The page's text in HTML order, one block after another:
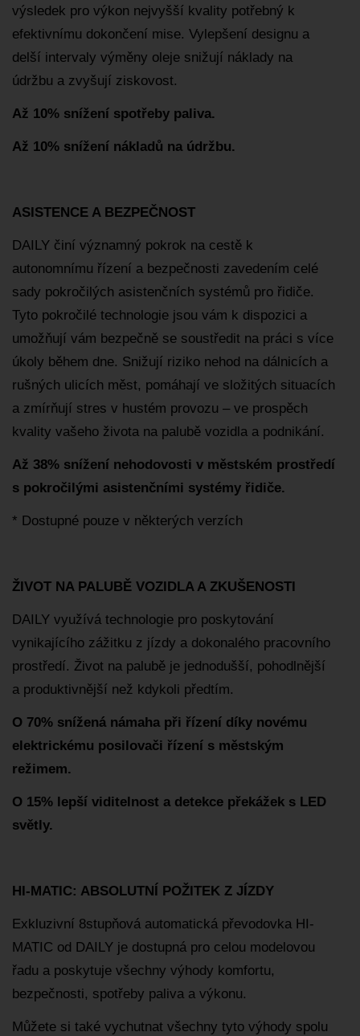
výsledek pro výkon nejvyšší kvality potřebný k
efektivnímu dokončení mise. Vylepšení designu a
delší intervaly výměny oleje snižují náklady na
údržbu a zvyšují ziskovost.
Až 10% snížení spotřeby paliva.
Až 10% snížení nákladů na údržbu.
ASISTENCE A BEZPEČNOST
DAILY činí významný pokrok na cestě k
autonomnímu řízení a bezpečnosti zavedením celé
sady pokročilých asistenčních systémů pro řidiče.
Tyto pokročilé technologie jsou vám k dispozici a
umožňují vám bezpečně se soustředit na práci s více
úkoly během dne. Snižují riziko nehod na dálnicích a
rušných ulicích měst, pomáhají ve složitých situacích
a zmírňují stres v hustém provozu – ve prospěch
kvality vašeho života na palubě vozidla a podnikání.
Až 38% snížení nehodovosti v městském prostředí
s pokročilými asistenčními systémy řidiče.
* Dostupné pouze v některých verzích
ŽIVOT NA PALUBĚ VOZIDLA A ZKUŠENOSTI
DAILY využívá technologie pro poskytování
vynikajícího zážitku z jízdy a dokonalého pracovního
prostředí. Život na palubě je jednodušší, pohodlnější
a produktivnější než kdykoli předtím.
O 70% snížená námaha při řízení díky novému
elektrickému posilovači řízení s městským
režimem.
O 15% lepší viditelnost a detekce překážek s LED
světly.
HI-MATIC: ABSOLUTNÍ POŽITEK Z JÍZDY
Exkluzivní 8stupňová automatická převodovka HI-
MATIC od DAILY je dostupná pro celou modelovou
řadu a poskytuje všechny výhody komfortu,
bezpečnosti, spotřeby paliva a výkonu.
Můžete si také vychutnat všechny tyto výhody spolu